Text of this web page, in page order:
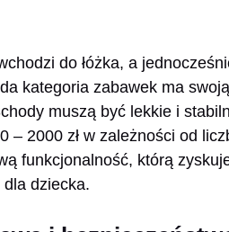
do łóżka, a
kategoria zabawek ma
muszą być lekkie i
– 2000 zł w zależności od
funkcjonalność, którą
dziecka.